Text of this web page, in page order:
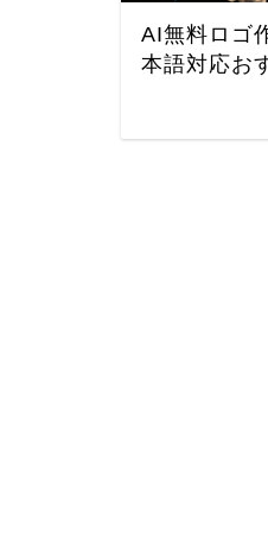
AI無料ロゴ
本語対応お